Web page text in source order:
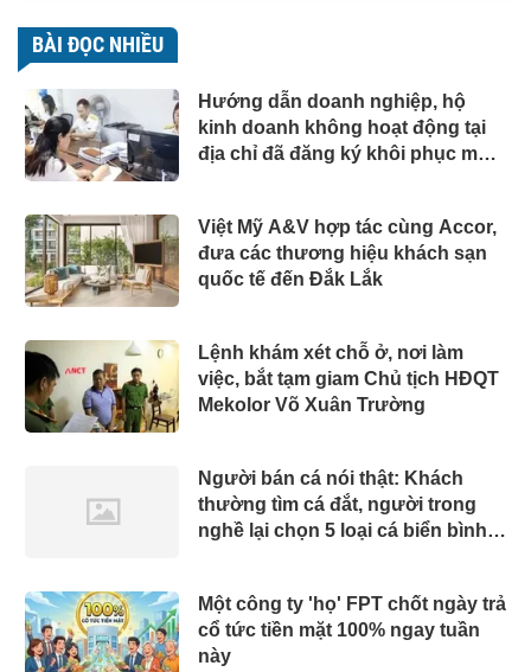
BÀI ĐỌC NHIỀU
Hướng dẫn doanh nghiệp, hộ
kinh doanh không hoạt động tại
địa chỉ đã đăng ký khôi phục mã
Việt Mỹ A&V hợp tác cùng Accor,
đưa các thương hiệu khách sạn
quốc tế đến Đắk Lắk
Lệnh khám xét chỗ ở, nơi làm
việc, bắt tạm giam Chủ tịch HĐQT
Mekolor Võ Xuân Trường
Người bán cá nói thật: Khách
thường tìm cá đắt, người trong
nghề lại chọn 5 loại cá biển bình
Một công ty 'họ' FPT chốt ngày trả
cổ tức tiền mặt 100% ngay tuần
này